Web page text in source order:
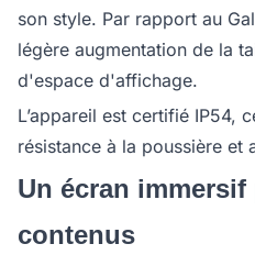
son style. Par rapport au
légère augmentation de la
d'espace d'affichage.
L’appareil est certifié IP54,
résistance à la poussière et
Un écran
contenus